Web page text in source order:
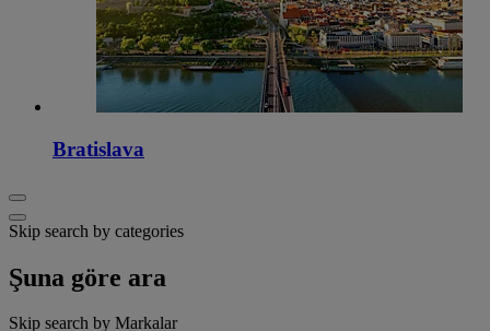
Bratislava
Skip search by categories
Şuna göre ara
Skip search by Markalar